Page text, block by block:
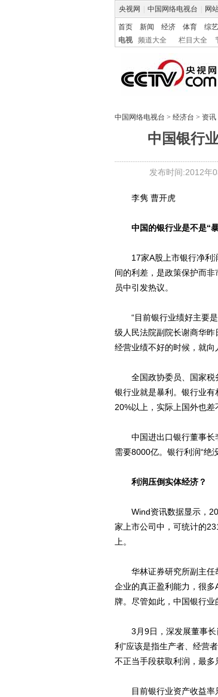
央视网 中国网络电视台 网
首页 新闻 经济 体育 综艺
电视
频道大全 栏目大全
中国网络电视台 > 经济台 > 资讯
中国银行
发布时间:2012年
李隽 曹开虎
中国的银行业是不是“
17家A股上市银行净利润
间的利差，是政策保护而
员中引发热议。
“目前银行业绩好主要是
级人民法院副院长谢商华
经营业绩不好的时候，就
全国政协委员、国家税
银行业就是暴利。银行业
20%以上，实际上国外也差
中国进出口银行董事长
需要8000亿。银行利润“绝
利润压倒实体经济？
Wind资讯数据显示，
家上市公司中，可统计的
上。
华林证券研究所副主任胡
企业的真正盈利能力，很
牌。尽管如此，中国银行业
3月9日，深发展董事长
利”应该是指生产者、经营
不正当手段获取利润，最多
目前银行业资产收益率